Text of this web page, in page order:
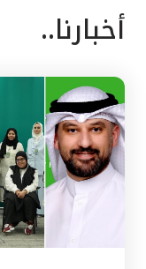
أخبارنا..